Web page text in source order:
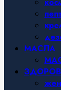
МАСЛА